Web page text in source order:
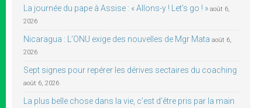
La journée du pape à Assise : « Allons-y ! Let’s go ! » août 6,
2026
Nicaragua : L’ONU exige des nouvelles de Mgr Mata août 6,
2026
Sept signes pour repérer les dérives sectaires du coaching
août 6, 2026
La plus belle chose dans la vie, c’est d’être pris par la main